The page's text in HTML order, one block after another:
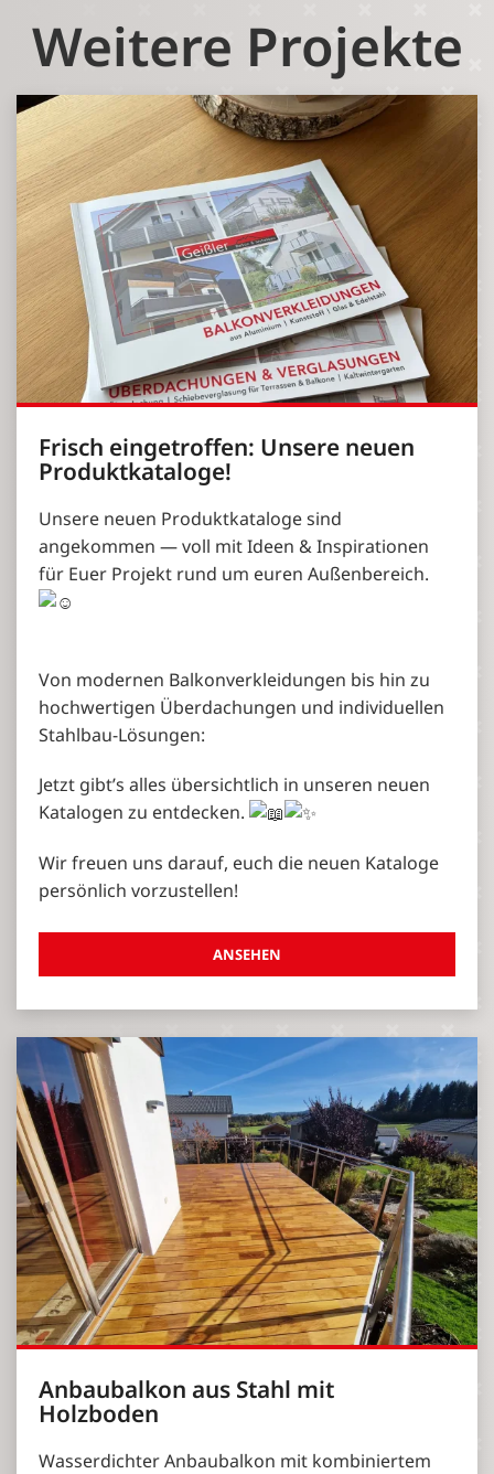
Weitere Projekte
Frisch eingetroffen: Unsere neuen
Produktkataloge!
Unsere neuen Produktkataloge sind
angekommen — voll mit Ideen & Inspirationen
für Euer Projekt rund um euren Außenbereich.
Von modernen Balkonverkleidungen bis hin zu
hochwertigen Überdachungen und individuellen
Stahlbau-Lösungen:
Jetzt gibt’s alles übersichtlich in unseren neuen
Katalogen zu entdecken.
Wir freuen uns darauf, euch die neuen Kataloge
persönlich vorzustellen!
ANSEHEN
Anbaubalkon aus Stahl mit
Holzboden
Wasserdichter Anbaubalkon mit kombiniertem